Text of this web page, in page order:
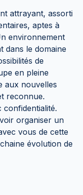
attrayant, assorti
aptes à
environnement
dans le domaine
de
en pleine
aux nouvelles
reconnue.
confidentialité.
organiser un
vous de cette
évolution de